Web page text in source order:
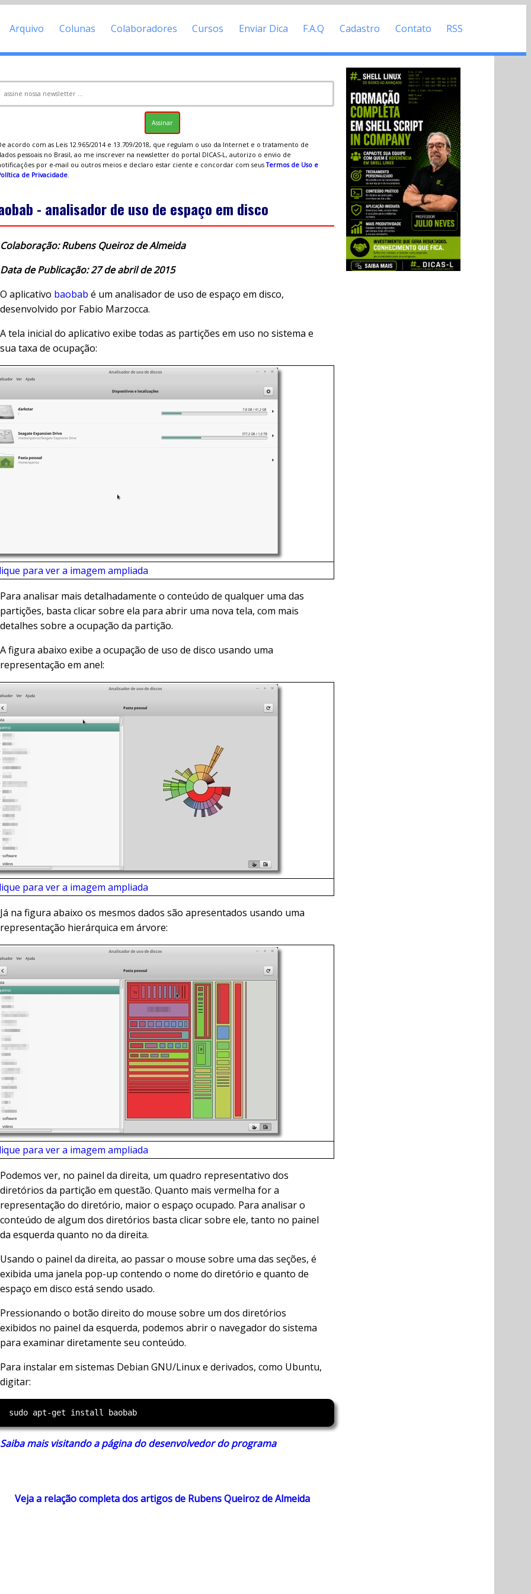
Arquivo Colunas Colaboradores Cursos Enviar Dica F.A.Q Cadastro Contato RSS
acordo com as Leis 12.965/2014 e 13.709/2018, que regulam o uso da Internet e o tratamento de
pessoais no Brasil, ao me inscrever na newsletter do portal DICAS-L, autorizo o envio de
por e-mail ou outros meios e declaro estar ciente e concordar com seusTermos de Uso e
de Privacidade.
- analisador de uso de espaço em disco
Colaboração: Rubens Queiroz de Almeida
Data de Publicação: 27 de abril de 2015
O aplicativo baobab é um analisador de uso de espaço em disco,
desenvolvido por Fabio Marzocca.
A tela inicial do aplicativo exibe todas as partições em uso no sistema e
sua taxa de ocupação:
para ver a imagem ampliada
Para analisar mais detalhadamente o conteúdo de qualquer uma das
partições, basta clicar sobre ela para abrir uma nova tela, com mais
detalhes sobre a ocupação da partição.
A figura abaixo exibe a ocupação de uso de disco usando uma
representação em anel:
para ver a imagem ampliada
Já na figura abaixo os mesmos dados são apresentados usando uma
representação hierárquica em árvore:
para ver a imagem ampliada
Podemos ver, no painel da direita, um quadro representativo dos
diretórios da partição em questão. Quanto mais vermelha for a
representação do diretório, maior o espaço ocupado. Para analisar o
conteúdo de algum dos diretórios basta clicar sobre ele, tanto no painel
da esquerda quanto no da direita.
Usando o painel da direita, ao passar o mouse sobre uma das seções, é
exibida uma janela pop-up contendo o nome do diretório e quanto de
espaço em disco está sendo usado.
Pressionando o botão direito do mouse sobre um dos diretórios
exibidos no painel da esquerda, podemos abrir o navegador do sistema
para examinar diretamente seu conteúdo.
Para instalar em sistemas Debian GNU/Linux e derivados, como Ubuntu,
digitar:
Saiba mais visitando a página do desenvolvedor do programa
Veja a relação completa dos artigos de Rubens Queiroz de Almeida